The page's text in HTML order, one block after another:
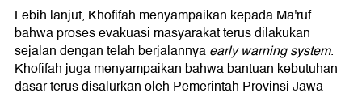
Lebih lanjut, Khofifah menyampaikan kepada Ma'ruf
bahwa proses evakuasi masyarakat terus dilakukan
sejalan dengan telah berjalannyaearly warning system.
Khofifah juga menyampaikan bahwa bantuan kebutuhan
dasar terus disalurkan oleh Pemerintah Provinsi Jawa